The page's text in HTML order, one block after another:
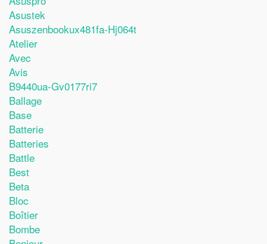
Asustek
Asuszenbookux481fa-Hj064t
Atelier
Avec
Avis
B9440ua-Gv0177ri7
Ballage
Base
Batterie
Batteries
Battle
Best
Beta
Bloc
Boîtier
Bombe